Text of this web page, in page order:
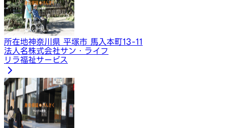
所在地神奈川県 平塚市 馬入本町13-11
法人名株式会社サン・ライフ
リラ福祉サービス